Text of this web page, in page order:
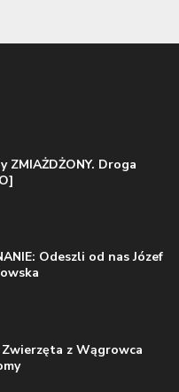
ZMIAŻDŻONY. Droga
Odeszli od nas Józef
z Wągrowca